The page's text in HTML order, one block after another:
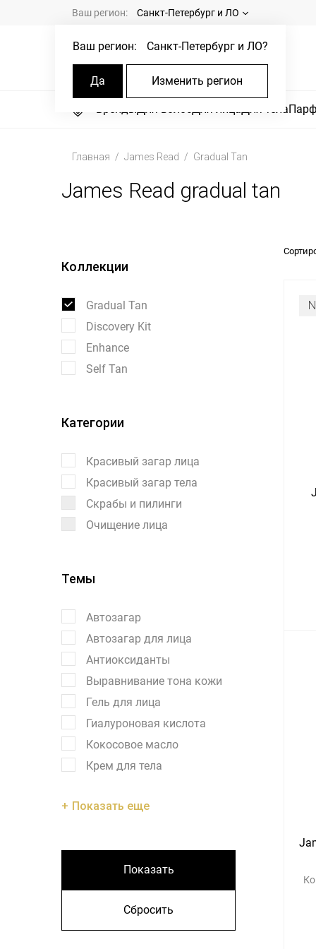
Ваш регион: Санкт-Петербург и ЛО
Ваш регион: Санкт-Петербург и ЛО?
Да Изменить регион
БрендыДля волосДля лицаДля тела
Главная James Read Gradual Tan
James Read gradual tan
Коллекции
Gradual Tan
Discovery Kit
Enhance
Self Tan
Категории
Красивый загар лица
Красивый загар тела
Скрабы и пилинги
Очищение лица
Темы
Автозагар
Автозагар для лица
Антиоксиданты
Выравнивание тона кожи
Гель для лица
Гиалуроновая кислота
Кокосовое масло
Крем для тела
Показать еще
Показать
Сбросить